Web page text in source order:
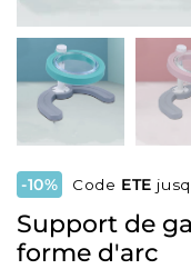
-10% Code ETE
Support de
forme d'arc